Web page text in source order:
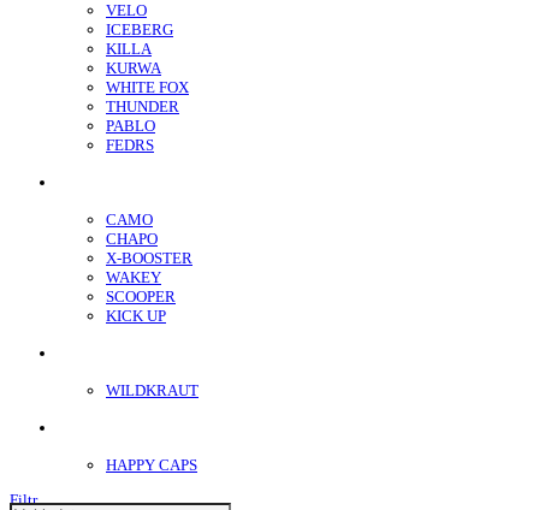
VELO
ICEBERG
KILLA
KURWA
WHITE FOX
THUNDER
PABLO
FEDRS
CAMO
CHAPO
X-BOOSTER
WAKEY
SCOOPER
KICK UP
WILDKRAUT
HAPPY CAPS
Filtr